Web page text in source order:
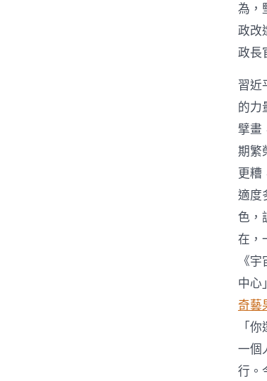
為，
政改
政長
習近
的力
擘畫
期繁
更糟
適度
色，
在，
《
中心
奇藝
「
一個
行。